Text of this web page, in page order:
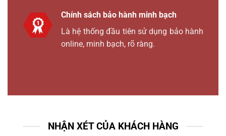
Chính sách bảo hành minh bạch
Là hệ thống đầu tiên sử dụng bảo hành
online, minh bạch, rõ ràng.
NHẬN XÉT CỦA KHÁCH HÀNG